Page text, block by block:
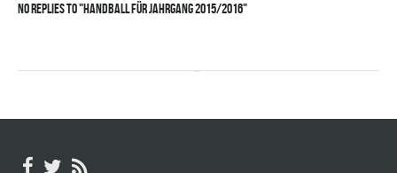
No Replies to "Handball für Jahrgang 2015/2016"